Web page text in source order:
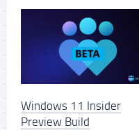
Windows 11 Insider
Preview Build